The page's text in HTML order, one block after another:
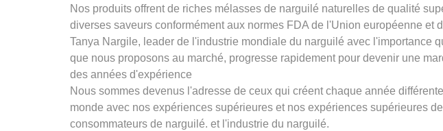
Nos produits offrent de riches mélasses de narguilé naturelles de qualité
diverses saveurs conformément aux normes FDA de l'Union européenne et
Tanya Nargile, leader de l'industrie mondiale du narguilé avec l'importance
que nous proposons au marché, progresse rapidement pour devenir une
des années d'expérience
Nous sommes devenus l'adresse de ceux qui créent chaque année
monde avec nos expériences supérieures et nos expériences supérieures
consommateurs de narguilé. et l'industrie du narguilé.